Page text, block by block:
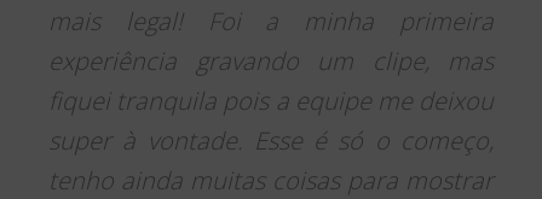
mais legal! Foi a minha primeira
experiência gravando um clipe, mas
fiquei tranquila pois a equipe me deixou
super à vontade. Esse é só o começo,
tenho ainda muitas coisas para mostrar